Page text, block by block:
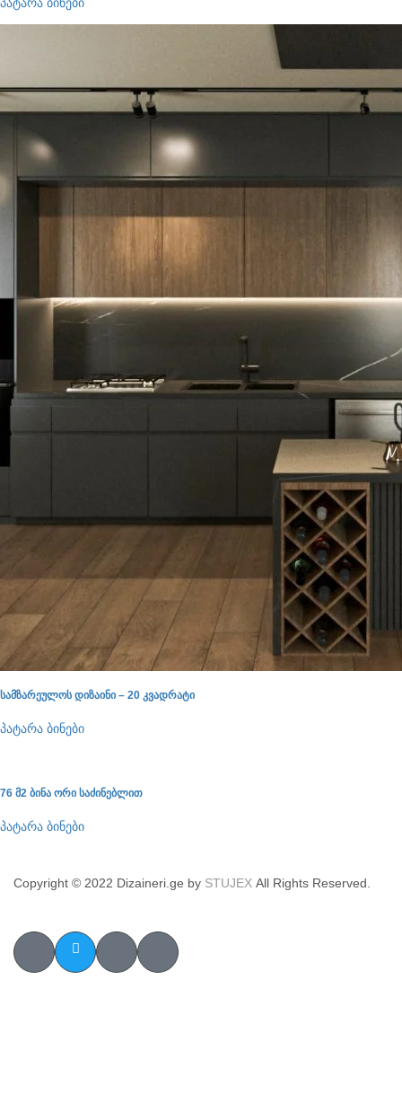
სამზარეულოს დიზაინი – 20 კვადრატი
პატარა ბინები
76 მ2 ბინა ორი საძინებლით
პატარა ბინები
Copyright © 2022 Dizaineri.ge by STUJEX All Rights Reserved.